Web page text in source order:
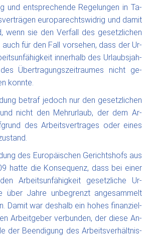
und ent­spre­chen­de Re­ge­lun­gen in Ta­
eu­roparechtswidrig und da­mit
wenn sie den Ver­fall des ge­setz­li­chen
auch für­ den Fall vor­se­hen, dass der Ur­
in­ner­halb des Ur­laubs­jah­
Über­tra­gungs­zei­trau­mes nicht ge­
konn­te.
be­traf jedoch nur den ge­setz­li­chen
nicht den Mehr­ur­laub, der dem Ar­
des Ar­beits­ver­tra­ges oder ei­nes
des Eu­ro­päi­schen Ge­richts­hofs aus
hat­te die Kon­se­quenz, dass bei ei­ner
Ar­beits­un­fä­hig­keit ge­set­zliche Ur­
über Jah­re un­be­grenzt an­ge­samm­elt
Da­mit war deshalb ein ho­hes fi­nan­ziel­
Ar­beit­ge­ber ver­bun­den, der die­se An­
der Be­en­di­gung des Ar­beits­ver­hält­nis­